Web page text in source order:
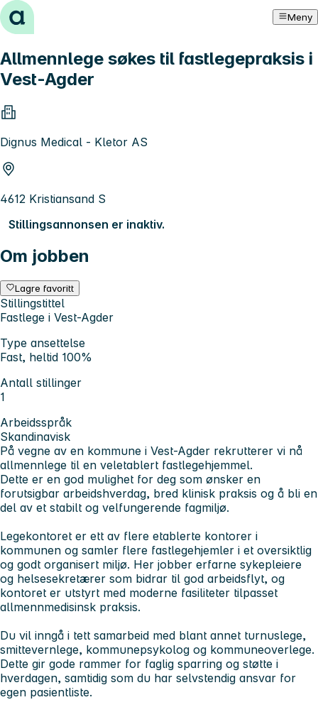
Hopp til innhold Meny
Allmennlege søkes til fastlegepraksis i
Vest-Agder
Dignus Medical - Kletor AS
4612 Kristiansand S
Stillingsannonsen er inaktiv.
Om jobben
Lagre favoritt
Stillingstittel
Fastlege i Vest-Agder
Type ansettelse
Fast, heltid 100%
Antall stillinger
1
Arbeidsspråk
Skandinavisk
På vegne av en kommune i Vest-Agder rekrutterer vi nå
allmennlege til en veletablert fastlegehjemmel.
Dette er en god mulighet for deg som ønsker en
forutsigbar arbeidshverdag, bred klinisk praksis og å bli en
del av et stabilt og velfungerende fagmiljø.
Legekontoret er ett av flere etablerte kontorer i
kommunen og samler flere fastlegehjemler i et oversiktlig
og godt organisert miljø. Her jobber erfarne sykepleiere
og helsesekretærer som bidrar til god arbeidsflyt, og
kontoret er utstyrt med moderne fasiliteter tilpasset
allmennmedisinsk praksis.
Du vil inngå i tett samarbeid med blant annet turnuslege,
smittevernlege, kommunepsykolog og kommuneoverlege.
Dette gir gode rammer for faglig sparring og støtte i
hverdagen, samtidig som du har selvstendig ansvar for
egen pasientliste.